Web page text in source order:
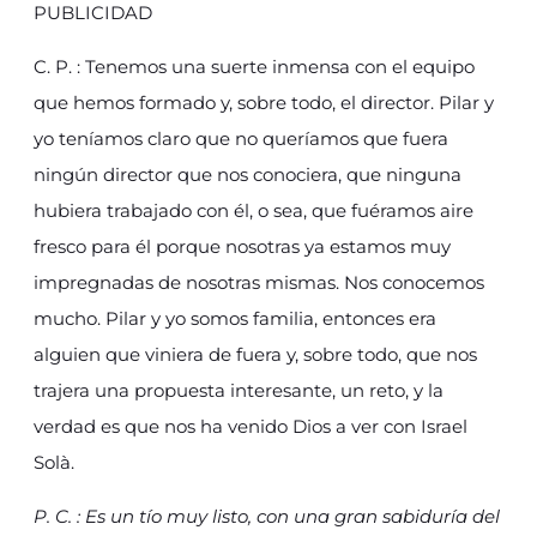
PUBLICIDAD
C. P. : Tenemos una suerte inmensa con el equipo
que hemos formado y, sobre todo, el director. Pilar y
yo teníamos claro que no queríamos que fuera
ningún director que nos conociera, que ninguna
hubiera trabajado con él, o sea, que fuéramos aire
fresco para él porque nosotras ya estamos muy
impregnadas de nosotras mismas. Nos conocemos
mucho. Pilar y yo somos familia, entonces era
alguien que viniera de fuera y, sobre todo, que nos
trajera una propuesta interesante, un reto, y la
verdad es que nos ha venido Dios a ver con Israel
Solà.
P. C. : Es un tío muy listo, con una gran sabiduría del